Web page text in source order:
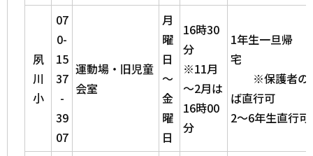
夙
川
小
07
0-
15
37
-
39
07
運動場・旧児童
会室
月
曜
日
～
金
曜
日
16時30
分
※11月
～2月は
16時00
分
1年生一旦帰
※保護者の
ば直行可
2～6年生直行可